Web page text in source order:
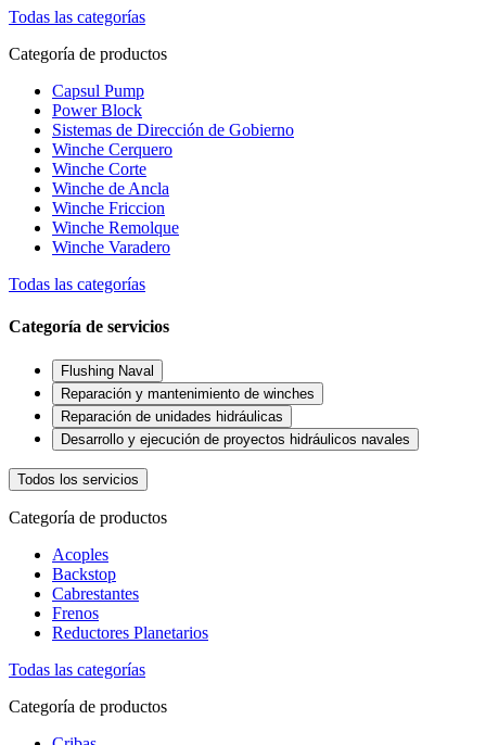
Todas las categorías
Categoría de productos
Capsul Pump
Power Block
Sistemas de Dirección de Gobierno
Winche Cerquero
Winche Corte
Winche de Ancla
Winche Friccion
Winche Remolque
Winche Varadero
Todas las categorías
Categoría de servicios
Flushing Naval
Reparación y mantenimiento de winches
Reparación de unidades hidráulicas
Desarrollo y ejecución de proyectos hidráulicos navales
Todos los servicios
Categoría de productos
Acoples
Backstop
Cabrestantes
Frenos
Reductores Planetarios
Todas las categorías
Categoría de productos